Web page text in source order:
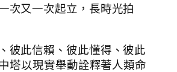
次又一次起立，長時光拍
彼此信賴、彼此懂得、彼此
塔以現實舉動詮釋著人類命